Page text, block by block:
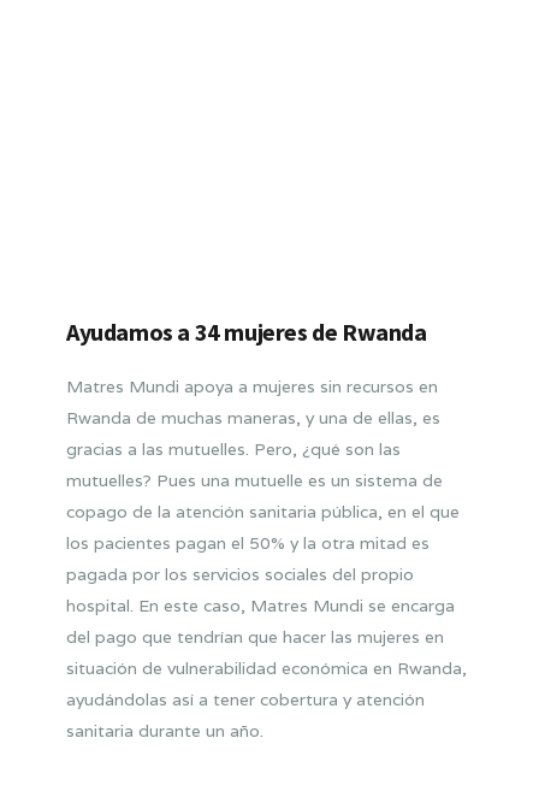
Ayudamos a 34 mujeres de Rwanda
Matres Mundi apoya a mujeres sin recursos en
Rwanda de muchas maneras, y una de ellas, es
gracias a las mutuelles. Pero, ¿qué son las
mutuelles? Pues una mutuelle es un sistema de
copago de la atención sanitaria pública, en el que
los pacientes pagan el 50% y la otra mitad es
pagada por los servicios sociales del propio
hospital. En este caso, Matres Mundi se encarga
del pago que tendrían que hacer las mujeres en
situación de vulnerabilidad económica en Rwanda,
ayudándolas así a tener cobertura y atención
sanitaria durante un año.